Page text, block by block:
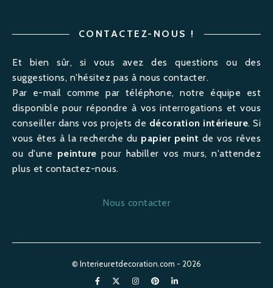
CONTACTEZ-NOUS !
Et bien sûr, si vous avez des questions ou des
suggestions, n'hésitez pas à nous contacter.
Par e-mail comme par téléphone, notre équipe est
disponible pour répondre à vos interrogations et vous
conseiller dans vos projets de décoration intérieure. Si
vous êtes à la recherche du papier peint de vos rêves
ou d'une peinture pour habiller vos murs, n'attendez
plus et contactez-nous.
Nous contacter
© Interieuretdecoration.com - 2026